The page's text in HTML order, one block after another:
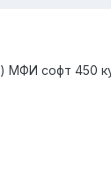
МФИ софт 450